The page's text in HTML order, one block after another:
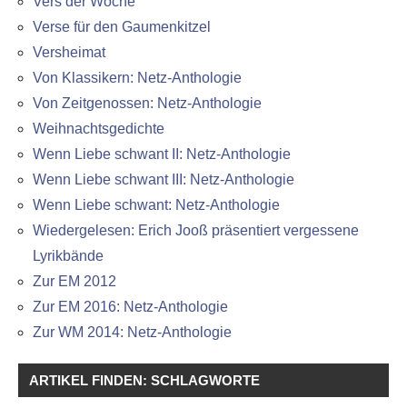
Verse für den Gaumenkitzel
Versheimat
Von Klassikern: Netz-Anthologie
Von Zeitgenossen: Netz-Anthologie
Weihnachtsgedichte
Wenn Liebe schwant II: Netz-Anthologie
Wenn Liebe schwant III: Netz-Anthologie
Wenn Liebe schwant: Netz-Anthologie
Wiedergelesen: Erich Jooß präsentiert vergessene
Lyrikbände
Zur EM 2012
Zur EM 2016: Netz-Anthologie
Zur WM 2014: Netz-Anthologie
ARTIKEL FINDEN: SCHLAGWORTE